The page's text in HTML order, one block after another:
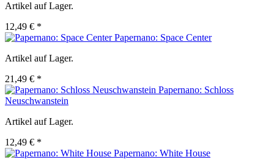
Artikel auf Lager.
12,49 € *
Papernano: Space Center
Artikel auf Lager.
21,49 € *
Papernano: Schloss
Neuschwanstein
Artikel auf Lager.
12,49 € *
Papernano: White House